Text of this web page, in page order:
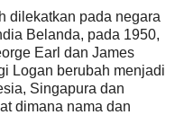
dilekatkan pada negara
Belanda, pada 1950,
Earl dan James
Logan berubah menjadi
Singapura dan
dimana nama dan